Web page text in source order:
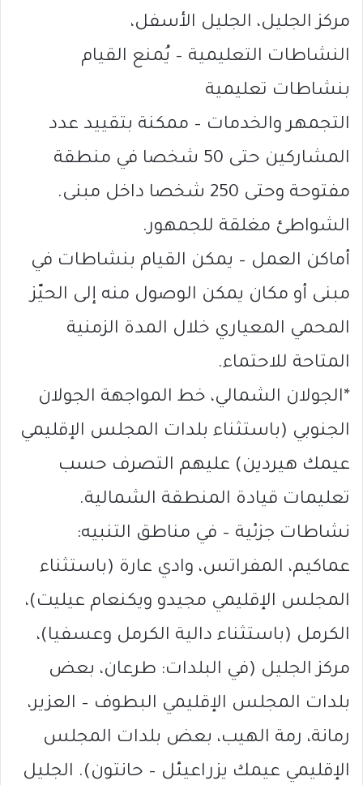
مركز الجليل، الجليل الأسفل،
النشاطات التعليمية – يُمنع القيام
بنشاطات تعليمية
التجمهر والخدمات – ممكنة بتقييد عدد
المشاركين حتى 50 شخصا في منطقة
مفتوحة وحتى 250 شخصا داخل مبنى.
الشواطئ مغلقة للجمهور.
أماكن العمل – يمكن القيام بنشاطات في
مبنى أو مكان يمكن الوصول منه إلى الحيّز
المحمي المعياري خلال المدة الزمنية
المتاحة للاحتماء.
*الجولان الشمالي، خط المواجهة الجولان
الجنوبي (باستثناء بلدات المجلس الإقليمي
عيمك هيردين) عليهم التصرف حسب
تعليمات قيادة المنطقة الشمالية.
نشاطات جزئية – في مناطق التنبيه:
عماكيم، المفراتس، وادي عارة (باستثناء
المجلس الإقليمي مجيدو ويكنعام عيليت)،
الكرمل (باستثناء دالية الكرمل وعسفيا)،
مركز الجليل (في البلدات: طرعان، بعض
بلدات المجلس الإقليمي البطوف – العزير،
رمانة، رمة الهيب، بعض بلدات المجلس
الإقليمي عيمك يزراعيئل – حانتون). الجليل